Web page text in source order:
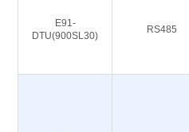
E91-
DTU(900SL30)
RS485